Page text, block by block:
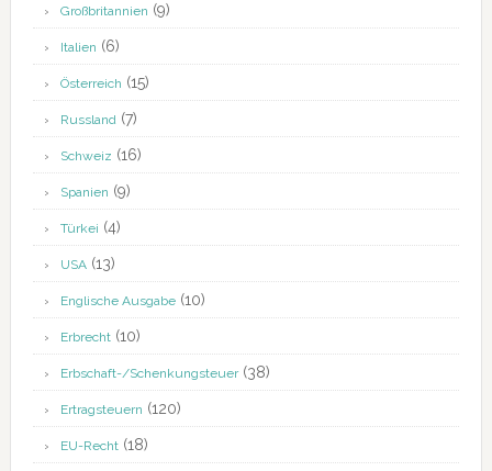
Großbritannien (9)
Italien (6)
Österreich (15)
Russland(7)
Schweiz (16)
Spanien (9)
Türkei (4)
USA(13)
Englische Ausgabe(10)
Erbrecht(10)
Erbschaft-/Schenkungsteuer(38)
Ertragsteuern (120)
EU-Recht(18)